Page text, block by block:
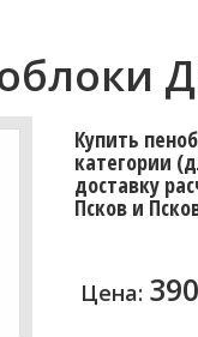
Купить
категории
доставку
Псков и
Цена: